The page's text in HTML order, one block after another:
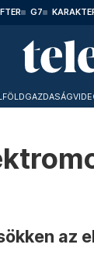
G7
GAZDASÁG
az